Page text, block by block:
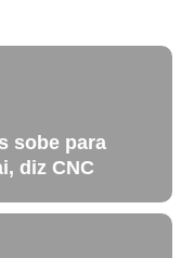
sobe para
diz CNC